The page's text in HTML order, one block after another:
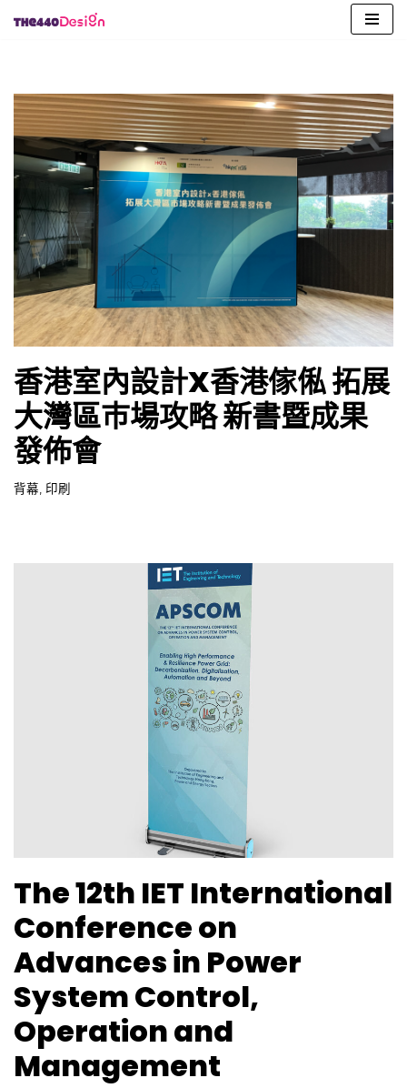
content
香港室內設計X香港傢俬 拓展
大灣區巿場攻略 新書暨成果
發佈會
背幕 印刷
The 12th IET International
Conference on
Advances in Power
System Control,
Operation and
Management